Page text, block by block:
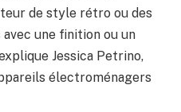
de style rétro ou des
une finition ou un
Jessica Petrino,
électroménagers